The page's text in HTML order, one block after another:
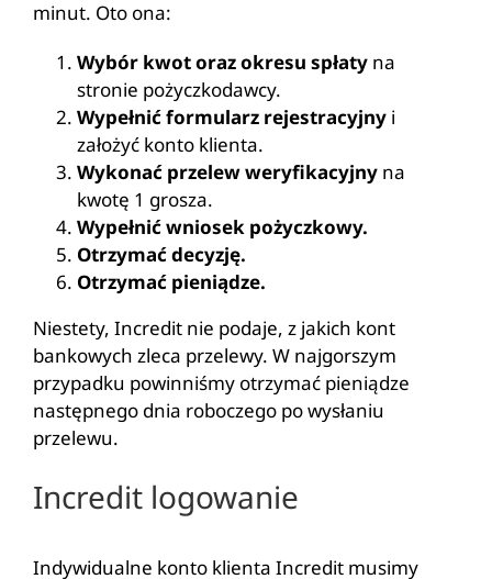
minut. Oto ona:
Wybór kwot oraz okresu spłaty na
stronie pożyczkodawcy.
Wypełnić formularz rejestracyjny i
założyć konto klienta.
Wykonać przelew weryfikacyjny na
kwotę 1 grosza.
Wypełnić wniosek pożyczkowy.
Otrzymać decyzję.
Otrzymać pieniądze.
Niestety, Incredit nie podaje, z jakich kont
bankowych zleca przelewy. W najgorszym
przypadku powinniśmy otrzymać pieniądze
następnego dnia roboczego po wysłaniu
przelewu.
Incredit logowanie
Indywidualne konto klienta Incredit musimy